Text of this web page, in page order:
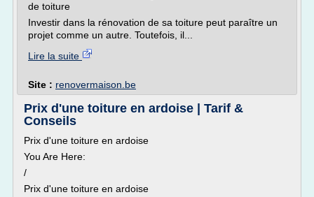
de toiture
Investir dans la rénovation de sa toiture peut paraître un
projet comme un autre. Toutefois, il...
Lire la suite
Site : renovermaison.be
Prix d'une toiture en ardoise | Tarif &
Conseils
Prix d'une toiture en ardoise
You Are Here:
/
Prix d'une toiture en ardoise